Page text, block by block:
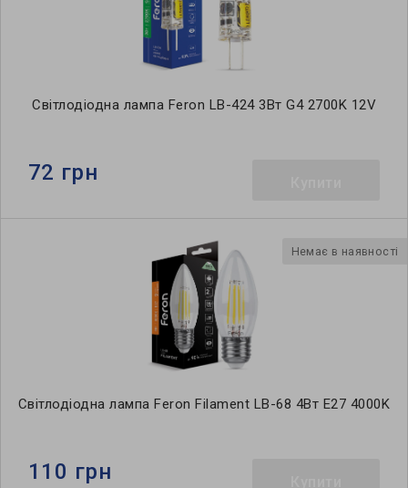
Світлодіодна лампа Feron LB-424 3Вт G4 2700K 12V
72 грн
Немає в наявності
Світлодіодна лампа Feron Filament LB-68 4Вт E27 4000K
110 грн